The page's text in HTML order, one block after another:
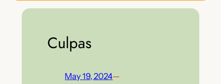
Culpas
May 19, 2024—